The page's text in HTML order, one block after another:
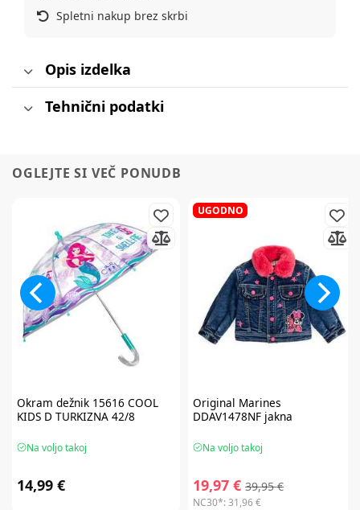
Spletni nakup brez skrbi
Opis izdelka
Tehnični podatki
OGLEJTE SI VEČ PONUDB
Okram dežnik 15616 COOL
KIDS D TURKIZNA 42/8
Na voljo takoj
14,99 €
UGODNO
Original Marines
DDAV1478NF jakna
Na voljo takoj
19,97 € 39,95 €
NC30*:31,96 €